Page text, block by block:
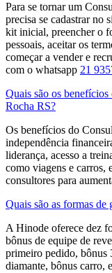
Para se tornar um
precisa se cadastrar no
kit inicial, preencher o
pessoais, aceitar os
começar a vender e
com o whatsapp 21
Quais são os
Rocha RS?
Os benefícios do
independência
liderança, acesso a
como viagens e carros,
consultores para
Quais são as formas
A Hinode oferece dez
bônus de equipe de
primeiro pedido, bônus
diamante, bônus carro,